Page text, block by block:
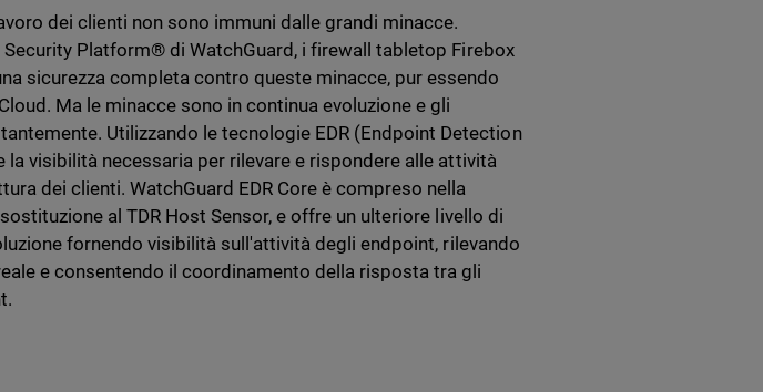
dei clienti non sono immuni dalle grandi minacce.
Platform® di WatchGuard, i firewall tabletop Firebox
sicurezza completa contro queste minacce, pur essendo
Ma le minacce sono in continua evoluzione e gli
Utilizzando le tecnologie EDR (Endpoint Detection
la visibilità necessaria per rilevare e rispondere alle attività
dei clienti. WatchGuard EDR Core è compreso nella
al TDR Host Sensor, e offre un ulteriore livello di
fornendo visibilità sull'attività degli endpoint, rilevando
e consentendo il coordinamento della risposta tra gli